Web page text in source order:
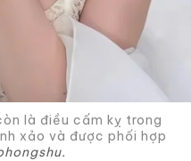
là điều cấm kỵ trong
xảo và được phối hợp